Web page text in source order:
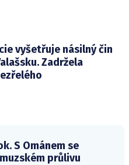
vyšetřuje násilný čin
Zadržela
S Ománem se
průlivu